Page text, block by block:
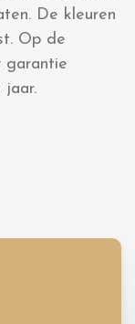
De kleuren
Op de
garantie
jaar.